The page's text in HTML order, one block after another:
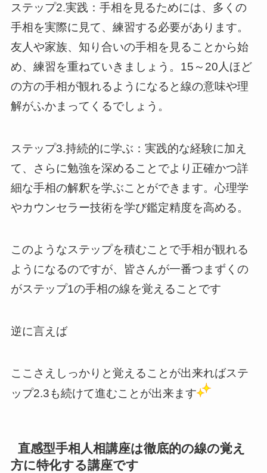
ステップ2.実践：手相を見るためには、多くの
手相を実際に見て、練習する必要があります。
友人や家族、知り合いの手相を見ることから始
め、練習を重ねていきましょう。15～20人ほど
の方の手相が観れるようになると線の意味や理
解がふかまってくるでしょう。
ステップ3.持続的に学ぶ：実践的な経験に加え
て、さらに勉強を深めることでより正確かつ詳
細な手相の解釈を学ぶことができます。心理学
やカウンセラー技術を学び鑑定精度を高める。
このようなステップを積むことで手相が観れる
ようになるのですが、皆さんが一番つまずくの
がステップ1の手相の線を覚えることです
逆に言えば
ここさえしっかりと覚えることが出来ればステ
ップ2.3も続けて進むことが出来ます
直感型手相人相講座は徹底的の線の覚え
方に特化する講座です